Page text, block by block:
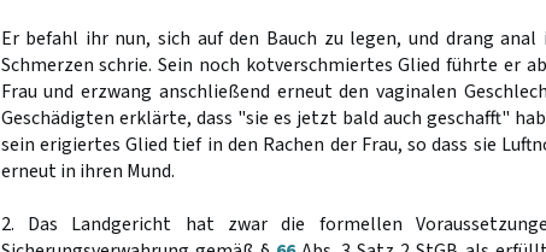
Er befahl ihr nun, sich auf den Bauch zu legen, und drang
Schmerzen schrie. Sein noch kotverschmiertes Glied führte er
Frau und erzwang anschließend erneut den vaginalen
Geschädigten erklärte, dass "sie es jetzt bald auch geschafft"
sein erigiertes Glied tief in den Rachen der Frau, so dass sie
erneut in ihren Mund.
2. Das Landgericht hat zwar die formellen